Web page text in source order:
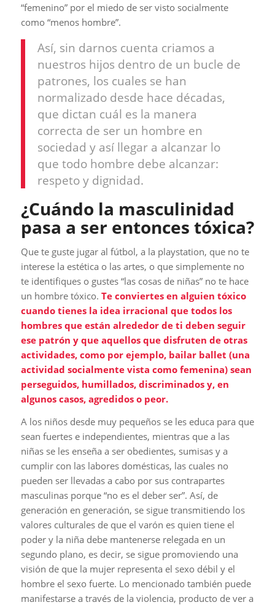
“femenino” por el miedo de ser visto socialmente
como “menos hombre”.
Así, sin darnos cuenta criamos a
nuestros hijos dentro de un bucle de
patrones, los cuales se han
normalizado desde hace décadas,
que dictan cuál es la manera
correcta de ser un hombre en
sociedad y así llegar a alcanzar lo
que todo hombre debe alcanzar:
respeto y dignidad.
¿Cuándo la masculinidad
pasa a ser entonces tóxica?
Que te guste jugar al fútbol, a la playstation, que no te
interese la estética o las artes, o que simplemente no
te identifiques o gustes “las cosas de niñas” no te hace
un hombre tóxico. Te conviertes en alguien tóxico
cuando tienes la idea irracional que todos los
hombres que están alrededor de ti deben seguir
ese patrón y que aquellos que disfruten de otras
actividades, como por ejemplo, bailar ballet (una
actividad socialmente vista como femenina) sean
perseguidos, humillados, discriminados y, en
algunos casos, agredidos o peor.
A los niños desde muy pequeños se les educa para que
sean fuertes e independientes, mientras que a las
niñas se les enseña a ser obedientes, sumisas y a
cumplir con las labores domésticas, las cuales no
pueden ser llevadas a cabo por sus contrapartes
masculinas porque “no es el deber ser”. Así, de
generación en generación, se sigue transmitiendo los
valores culturales de que el varón es quien tiene el
poder y la niña debe mantenerse relegada en un
segundo plano, es decir, se sigue promoviendo una
visión de que la mujer representa el sexo débil y el
hombre el sexo fuerte. Lo mencionado también puede
manifestarse a través de la violencia, producto de ver a